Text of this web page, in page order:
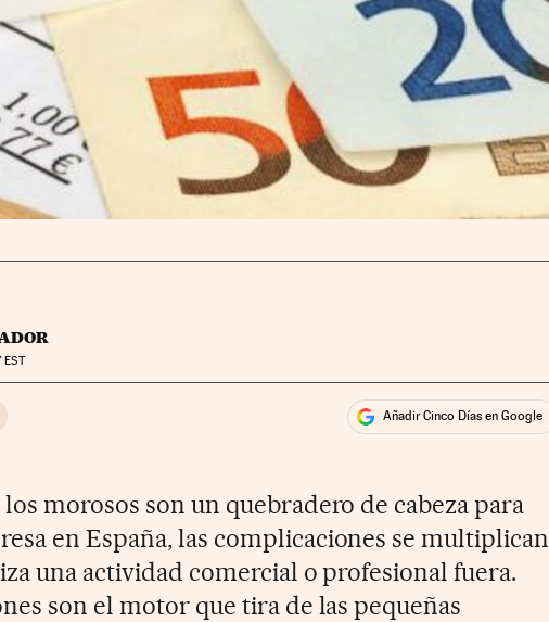
EST
Twitter
Redes Sociales
a los comentarios Añadir Cinco Días en Google
los morosos son un quebradero de cabeza para
en España, las complicaciones se multiplican
una actividad comercial o profesional fuera.
son el motor que tira de las pequeñas